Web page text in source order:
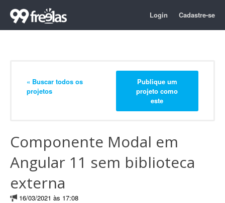
Login Cadastre-se
« Buscar todos os
projetos
Publique um
projeto como
este
Componente Modal em
Angular 11 sem biblioteca
externa
16/03/2021 às 17:08